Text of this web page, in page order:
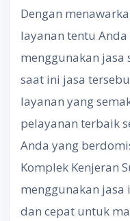
Dengan
layanan tentu
menggunakan jasa
saat ini jasa
layanan yang
pelayanan terbaik
Anda yang
Komplek Kenjeran
menggunakan
dan cepat untuk